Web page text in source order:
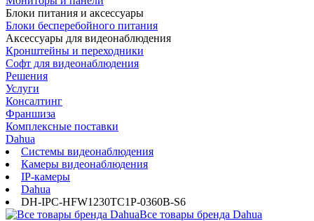
Блоки питания и аксессуары
Блоки бесперебойного питания
Аксессуары для видеонаблюдения
Кронштейны и переходники
Софт для видеонаблюдения
Решения
Услуги
Консалтинг
Франшиза
Комплексные поставки
Dahua
Системы видеонаблюдения
Камеры видеонаблюдения
IP-камеры
Dahua
DH-IPC-HFW1230TC1P-0360B-S6
Все товары бренда Dahua